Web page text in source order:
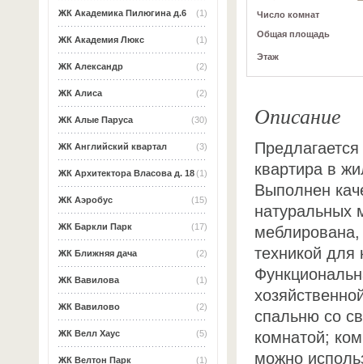
(1)
ЖК Академика Пилюгина д.6
(1)
ЖК Академия Люкс
(2)
ЖК Александр
(2)
ЖК Алиса
(30)
ЖК Алые Паруса
(3)
ЖК Английский квартал
(1)
ЖК Архитектора Власова д. 18
(15)
ЖК Аэробус
(17)
ЖК Баркли Парк
(2)
ЖК Ближняя дача
(1)
ЖК Вавилова
(2)
ЖК Вавилово
(5)
ЖК Велл Хаус
(1)
ЖК Велтон Парк
Число комнат
Общая площадь
Этаж
Описание
квартира в
Выполнен
натуральных
техникой для
спальню со
комнатой;
можно